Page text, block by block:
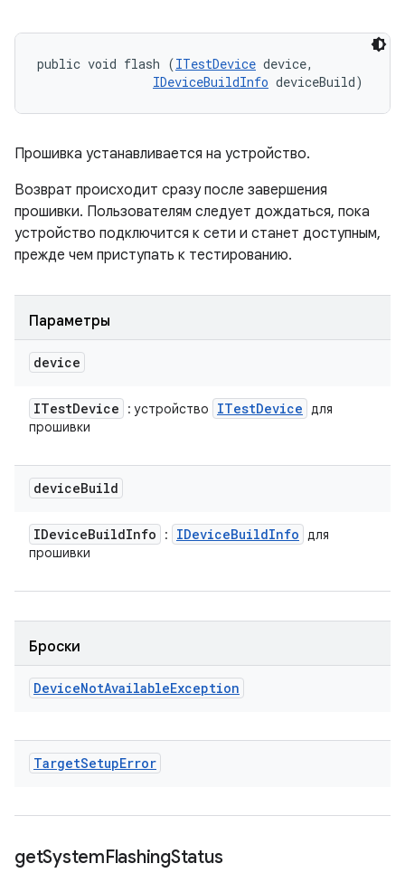
public void flash (ITestDevice device,
IDeviceBuildInfo deviceBuild)
Прошивка устанавливается на устройство.
Возврат происходит сразу после завершения
прошивки. Пользователям следует дождаться, пока
устройство подключится к сети и станет доступным,
прежде чем приступать к тестированию.
Параметры
device
ITestDevice : устройство ITestDevice для
прошивки
deviceBuild
IDeviceBuildInfo : IDeviceBuildInfo для
прошивки
Броски
DeviceNotAvailableException
TargetSetupError
getSystemFlashingStatus